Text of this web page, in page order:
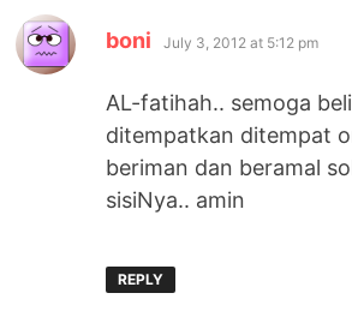
boni says:
July 3, 2012 at 5:12 pm
AL-fatihah.. semoga
ditempatkan ditempat
beriman dan beramal
sisiNya.. amin
REPLY